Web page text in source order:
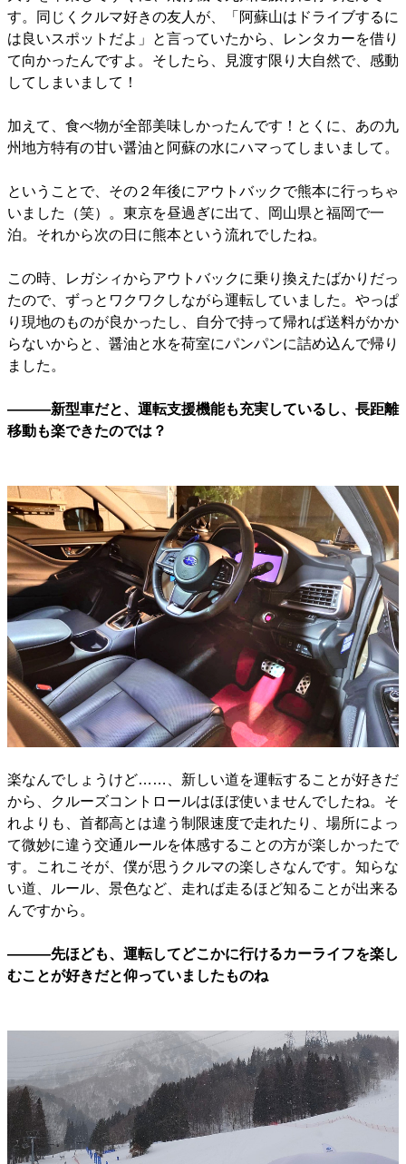
す。同じくクルマ好きの友人が、「阿蘇山はドライブするに
は良いスポットだよ」と言っていたから、レンタカーを借り
て向かったんですよ。そしたら、見渡す限り大自然で、感動
してしまいまして！
加えて、食べ物が全部美味しかったんです！とくに、あの九
州地方特有の甘い醤油と阿蘇の水にハマってしまいまして。
ということで、その２年後にアウトバックで熊本に行っちゃ
いました（笑）。東京を昼過ぎに出て、岡山県と福岡で一
泊。それから次の日に熊本という流れでしたね。
この時、レガシィからアウトバックに乗り換えたばかりだっ
たので、ずっとワクワクしながら運転していました。やっぱ
り現地のものが良かったし、自分で持って帰れば送料がかか
らないからと、醤油と水を荷室にパンパンに詰め込んで帰り
ました。
―――新型車だと、運転支援機能も充実しているし、長距離
移動も楽できたのでは？
楽なんでしょうけど……、新しい道を運転することが好きだ
から、クルーズコントロールはほぼ使いませんでしたね。そ
れよりも、首都高とは違う制限速度で走れたり、場所によっ
て微妙に違う交通ルールを体感することの方が楽しかったで
す。これこそが、僕が思うクルマの楽しさなんです。知らな
い道、ルール、景色など、走れば走るほど知ることが出来る
んですから。
―――先ほども、運転してどこかに行けるカーライフを楽し
むことが好きだと仰っていましたものね